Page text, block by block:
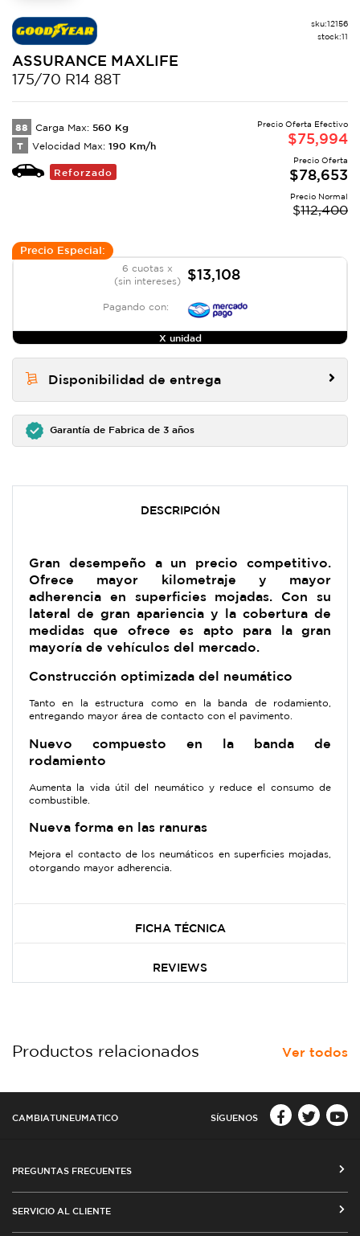
sku:12156
stock:11
ASSURANCE MAXLIFE
175/70 R14 88T
88 Carga Max: 560 Kg
T Velocidad Max: 190 Km/h
Reforzado
Precio Oferta Efectivo
$75,994
Precio Oferta
$78,653
Precio Normal
$112,400
Precio Especial:
6 cuotas x
(sin intereses)
$13,108
Pagando con:
X unidad
Disponibilidad de entrega
Garantía de Fabrica de 3 años
DESCRIPCIÓN
Gran desempeño a un precio competitivo.
Ofrece mayor kilometraje y mayor
adherencia en superficies mojadas. Con su
lateral de gran apariencia y la cobertura de
medidas que ofrece es apto para la gran
mayoría de vehículos del mercado.
Construcción optimizada del neumático
Tanto en la estructura como en la banda de rodamiento,
entregando mayor área de contacto con el pavimento.
Nuevo compuesto en la banda de
rodamiento
Aumenta la vida útil del neumático y reduce el consumo de
combustible.
Nueva forma en las ranuras
Mejora el contacto de los neumáticos en superficies mojadas,
otorgando mayor adherencia.
FICHA TÉCNICA
REVIEWS
Productos relacionados Ver todos
CAMBIATUNEUMATICO SÍGUENOS
PREGUNTAS FRECUENTES
MEDIOS DE PAGO
SERVICIO AL CLIENTE